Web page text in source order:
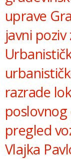
uprave
javni
razrade
pregled
Vlajka